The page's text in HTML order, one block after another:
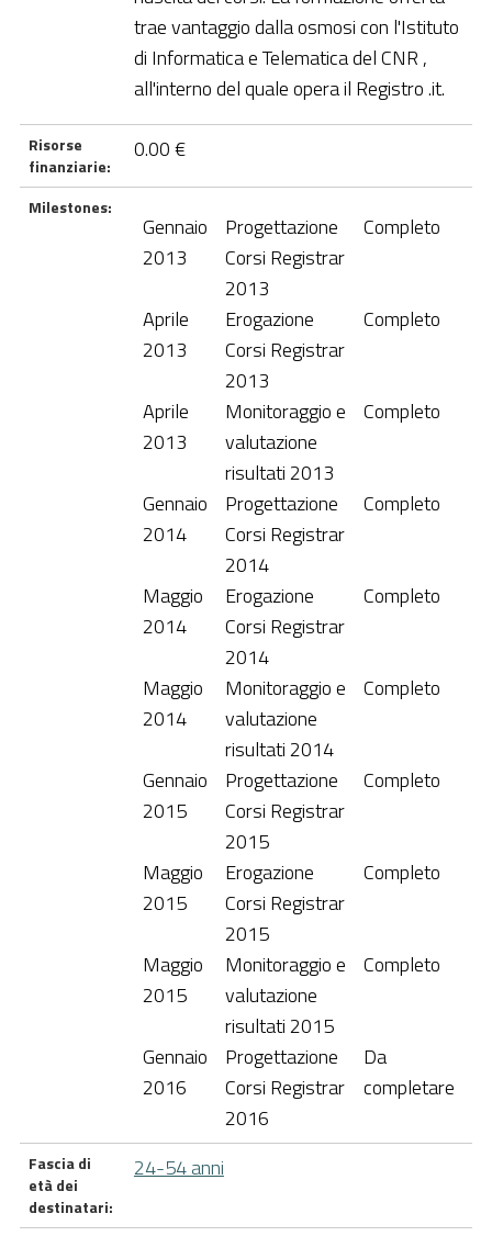
trae vantaggio dalla osmosi con l'Istituto
di Informatica e Telematica del CNR ,
all'interno del quale opera il Registro .it.
Risorse
finanziarie:
0.00 €
Milestones:
Gennaio
2013
Progettazione
Corsi Registrar
2013
Completo
Aprile
2013
Erogazione
Corsi Registrar
2013
Completo
Aprile
2013
Monitoraggio e
valutazione
risultati 2013
Completo
Gennaio
2014
Progettazione
Corsi Registrar
2014
Completo
Maggio
2014
Erogazione
Corsi Registrar
2014
Completo
Maggio
2014
Monitoraggio e
valutazione
risultati 2014
Completo
Gennaio
2015
Progettazione
Corsi Registrar
2015
Completo
Maggio
2015
Erogazione
Corsi Registrar
2015
Completo
Maggio
2015
Monitoraggio e
valutazione
risultati 2015
Completo
Gennaio
2016
Progettazione
Corsi Registrar
2016
Da
completare
Fascia di
età dei
destinatari:
24-54 anni